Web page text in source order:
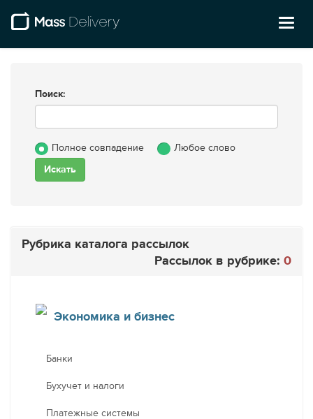
Поиск:
Полное совпадение Любое слово
Рубрика каталога рассылок
Рассылок в рубрике: 0
Экономика и бизнес
Банки
Бухучет и налоги
Платежные системы